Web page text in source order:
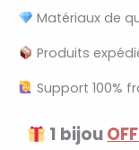
Matériaux de
Produits
Support 100%
1 bijou